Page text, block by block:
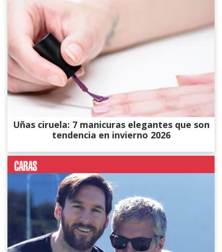
Uñas ciruela: 7 manicuras elegantes que son
tendencia en invierno 2026